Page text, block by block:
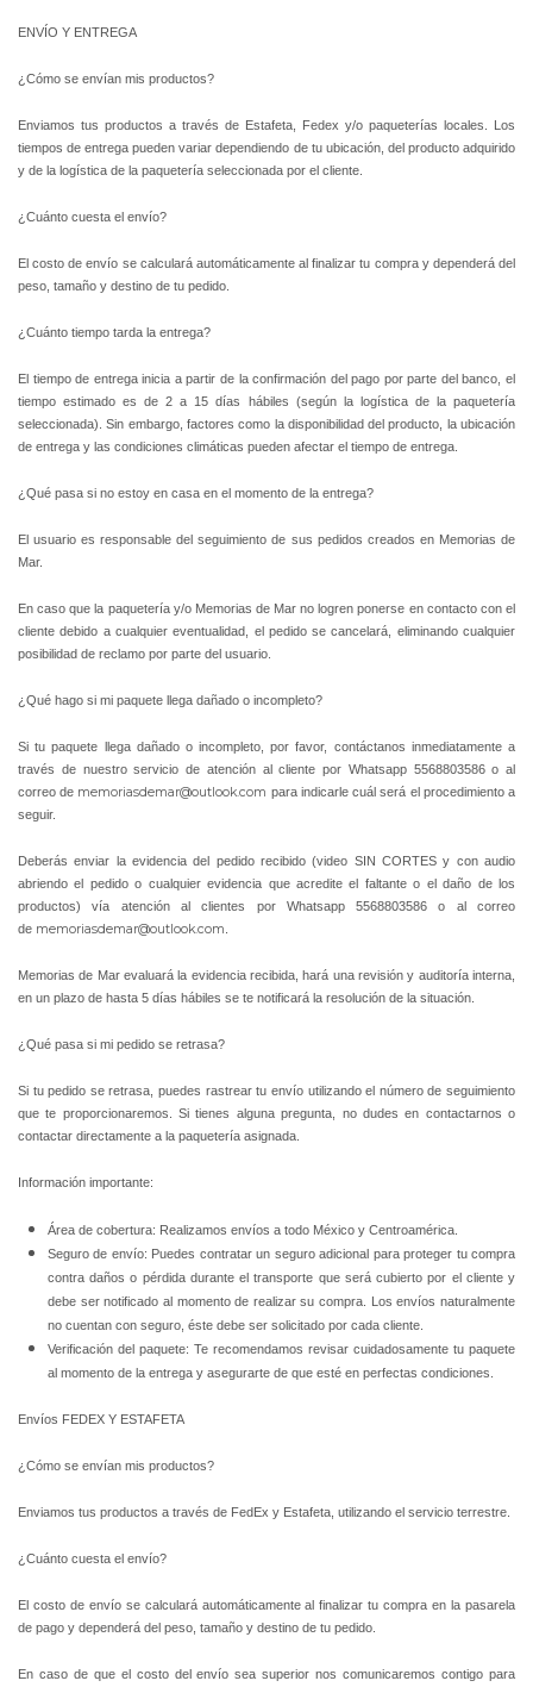
ENVÍO Y ENTREGA
¿Cómo se envían mis productos?
Enviamos tus productos a través de Estafeta, Fedex y/o paqueterías locales. Los
tiempos de entrega pueden variar dependiendo de tu ubicación, del producto adquirido
y de la logística de la paquetería seleccionada por el cliente.
¿Cuánto cuesta el envío?
El costo de envío se calculará automáticamente al finalizar tu compra y dependerá del
peso, tamaño y destino de tu pedido.
¿Cuánto tiempo tarda la entrega?
El tiempo de entrega inicia a partir de la confirmación del pago por parte del banco, el
tiempo estimado es de 2 a 15 días hábiles (según la logística de la paquetería
seleccionada). Sin embargo, factores como la disponibilidad del producto, la ubicación
de entrega y las condiciones climáticas pueden afectar el tiempo de entrega.
¿Qué pasa si no estoy en casa en el momento de la entrega?
El usuario es responsable del seguimiento de sus pedidos creados en Memorias de
Mar.
En caso que la paquetería y/o Memorias de Mar no logren ponerse en contacto con el
cliente debido a cualquier eventualidad, el pedido se cancelará, eliminando cualquier
posibilidad de reclamo por parte del usuario.
¿Qué hago si mi paquete llega dañado o incompleto?
Si tu paquete llega dañado o incompleto, por favor, contáctanos inmediatamente a
través de nuestro servicio de atención al cliente por Whatsapp 5568803586 o al
correo de memoriasdemar@outlook.com para indicarle cuál será el procedimiento a
seguir.
Deberás enviar la evidencia del pedido recibido (video SIN CORTES y con audio
abriendo el pedido o cualquier evidencia que acredite el faltante o el daño de los
productos) vía atención al clientes por Whatsapp 5568803586 o al correo
de memoriasdemar@outlook.com
Memorias de Mar evaluará la evidencia recibida, hará una revisión y auditoría interna,
en un plazo de hasta 5 días hábiles se te notificará la resolución de la situación.
¿Qué pasa si mi pedido se retrasa?
Si tu pedido se retrasa, puedes rastrear tu envío utilizando el número de seguimiento
que te proporcionaremos. Si tienes alguna pregunta, no dudes en contactarnos o
contactar directamente a la paquetería asignada.
Información importante:
Área de cobertura: Realizamos envíos a todo México y Centroamérica.
Seguro de envío: Puedes contratar un seguro adicional para proteger tu compra
contra daños o pérdida durante el transporte que será cubierto por el cliente y
debe ser notificado al momento de realizar su compra. Los envíos naturalmente
no cuentan con seguro, éste debe ser solicitado por cada cliente.
Verificación del paquete: Te recomendamos revisar cuidadosamente tu paquete
al momento de la entrega y asegurarte de que esté en perfectas condiciones.
Envíos FEDEX Y ESTAFETA
¿Cómo se envían mis productos?
Enviamos tus productos a través de FedEx y Estafeta, utilizando el servicio terrestre.
¿Cuánto cuesta el envío?
El costo de envío se calculará automáticamente al finalizar tu compra en la pasarela
de pago y dependerá del peso, tamaño y destino de tu pedido.
En caso de que el costo del envío sea superior nos comunicaremos contigo para